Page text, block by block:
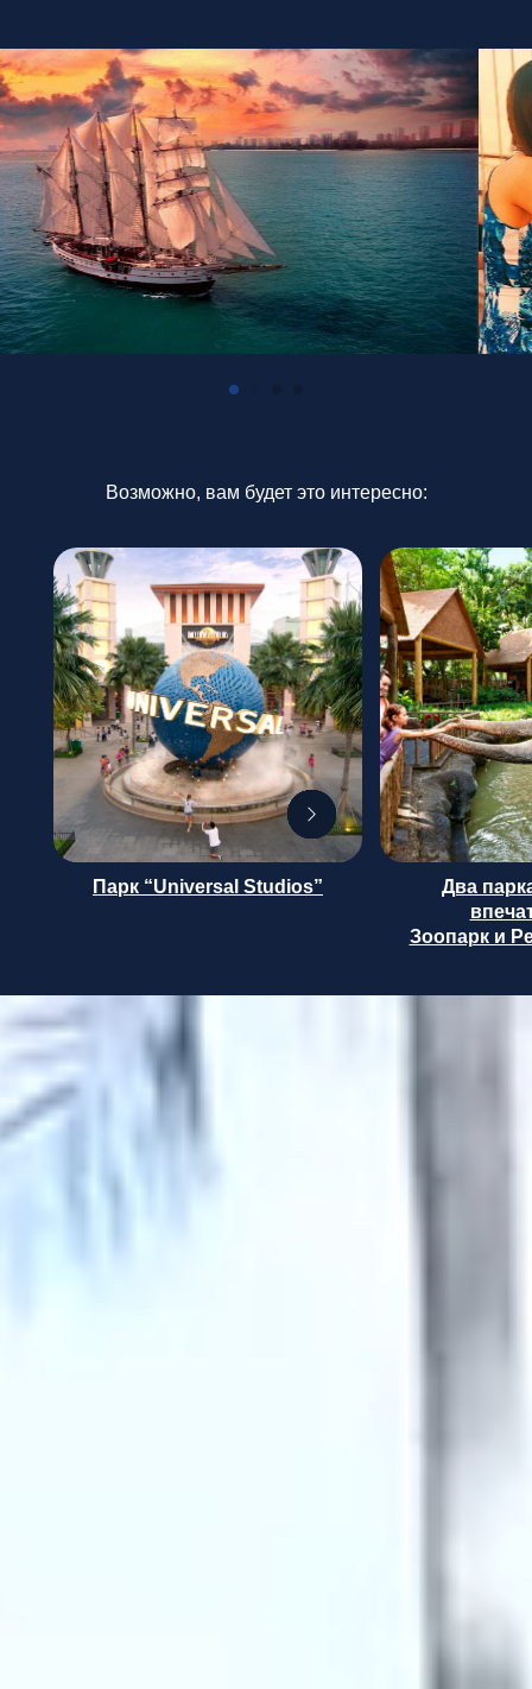
Возможно, вам будет это интересно:
Два
Зоопарк и
Парк “Universal Studios”
+65 8983 8233
Адрес
138 Robinson Road, #06-02,
Oxley Tower, Singapore 068906